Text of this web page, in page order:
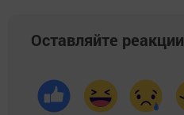
Оставляйте реакции